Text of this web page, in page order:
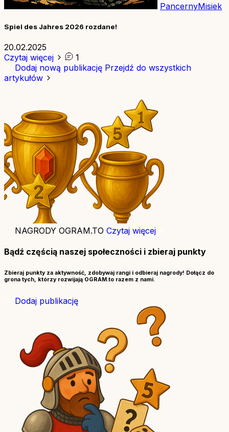
PancernyMisiek
Spiel des Jahres 2026 rozdane!
20.02.2025
Czytaj więcej
1
Dodaj nową publikację Przejdź do wszystkich
artykułów
NAGRODY OGRAM.TO Czytaj więcej
Bądź częścią naszej społeczności i zbieraj punkty
Zbieraj punkty za aktywność, zdobywaj rangi i odbieraj nagrody! Dołącz do
grona tych, którzy rozwijają OGRAM.to razem z nami.
Dodaj publikację